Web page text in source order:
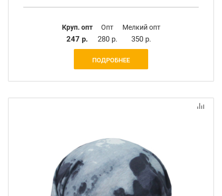
Круп. опт
247 р.
Опт
280 р.
Мелкий опт
350 р.
ПОДРОБНЕЕ